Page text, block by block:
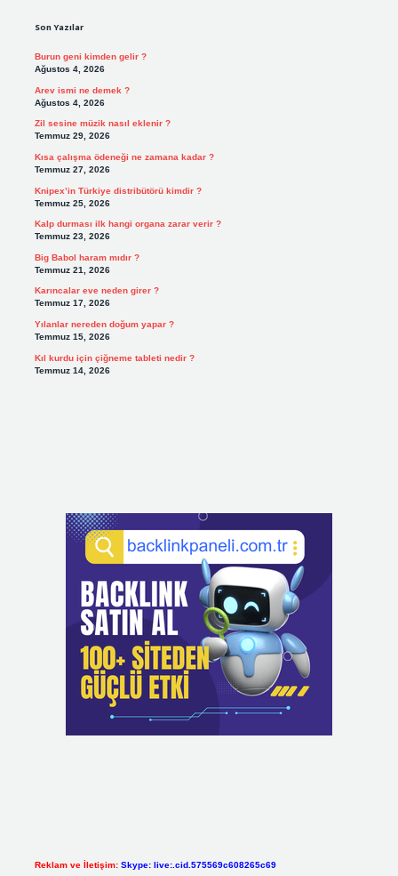
Son Yazılar
Burun geni kimden gelir ?
Ağustos 4, 2026
Arev ismi ne demek ?
Ağustos 4, 2026
Zil sesine müzik nasıl eklenir ?
Temmuz 29, 2026
Kısa çalışma ödeneği ne zamana kadar ?
Temmuz 27, 2026
Knipex’in Türkiye distribütörü kimdir ?
Temmuz 25, 2026
Kalp durması ilk hangi organa zarar verir ?
Temmuz 23, 2026
Big Babol haram mıdır ?
Temmuz 21, 2026
Karıncalar eve neden girer ?
Temmuz 17, 2026
Yılanlar nereden doğum yapar ?
Temmuz 15, 2026
Kıl kurdu için çiğneme tableti nedir ?
Temmuz 14, 2026
Reklam ve İletişim: Skype: live:.cid.575569c608265c69